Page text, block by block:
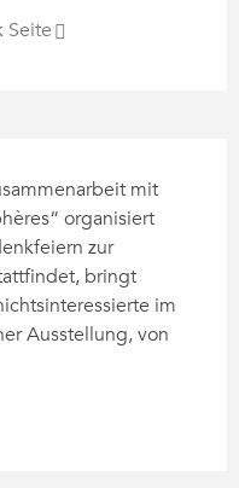
Seite
mit
organisiert
zur
bringt
im
Ausstellung, von